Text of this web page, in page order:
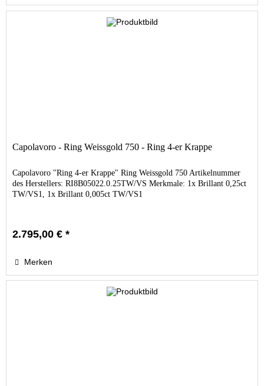
Capolavoro - Ring Weissgold 750 - Ring 4-er Krappe
Capolavoro "Ring 4-er Krappe" Ring Weissgold 750 Artikelnummer
des Herstellers: RI8B05022.0.25TW/VS Merkmale: 1x Brillant 0,25ct
TW/VS1, 1x Brillant 0,005ct TW/VS1
2.795,00 € *
Merken